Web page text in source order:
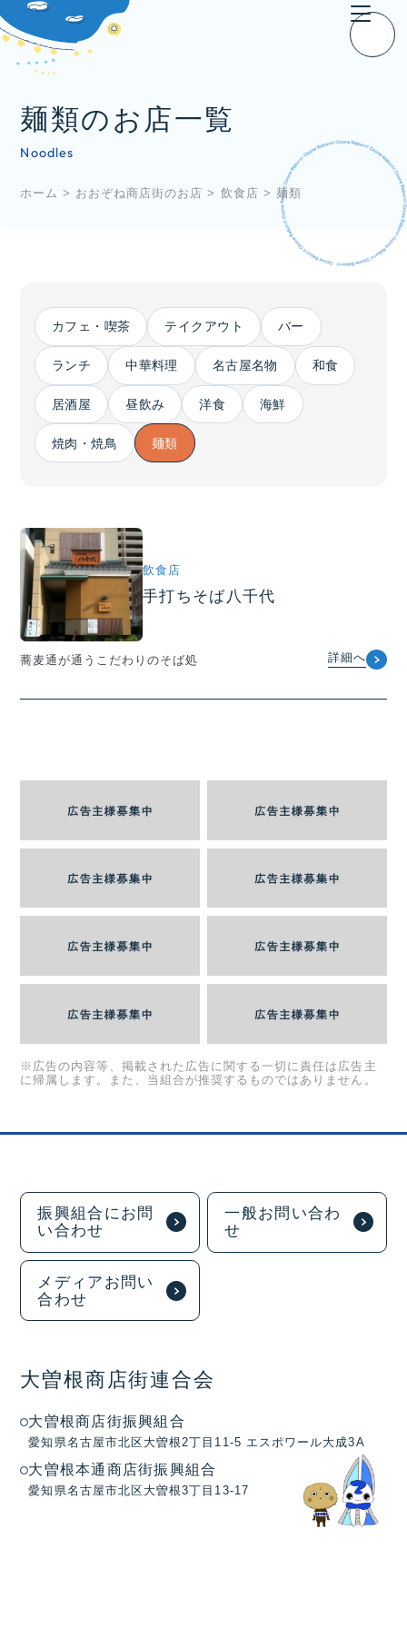
麺類のお店一覧
Noodles
ホーム > おおぞね商店街のお店 > 飲食店 > 麺類
カフェ・喫茶 テイクアウト バー
ランチ 中華料理 名古屋名物 和食
居酒屋 昼飲み 洋食 海鮮
焼肉・焼鳥 麺類
飲食店
手打ちそば八千代
蕎麦通が通うこだわりのそば処 詳細へ
※広告の内容等、掲載された広告に関する一切に責任は広告主
に帰属します。また、当組合が推奨するものではありません。
振興組合にお問
い合わせ
一般お問い合わ
せ
メディアお問い
合わせ
大曽根商店街連合会
大曽根商店街振興組合
愛知県名古屋市北区大曽根2丁目11-5 エスポワール大成3A
大曽根本通商店街振興組合
愛知県名古屋市北区大曽根3丁目13-17